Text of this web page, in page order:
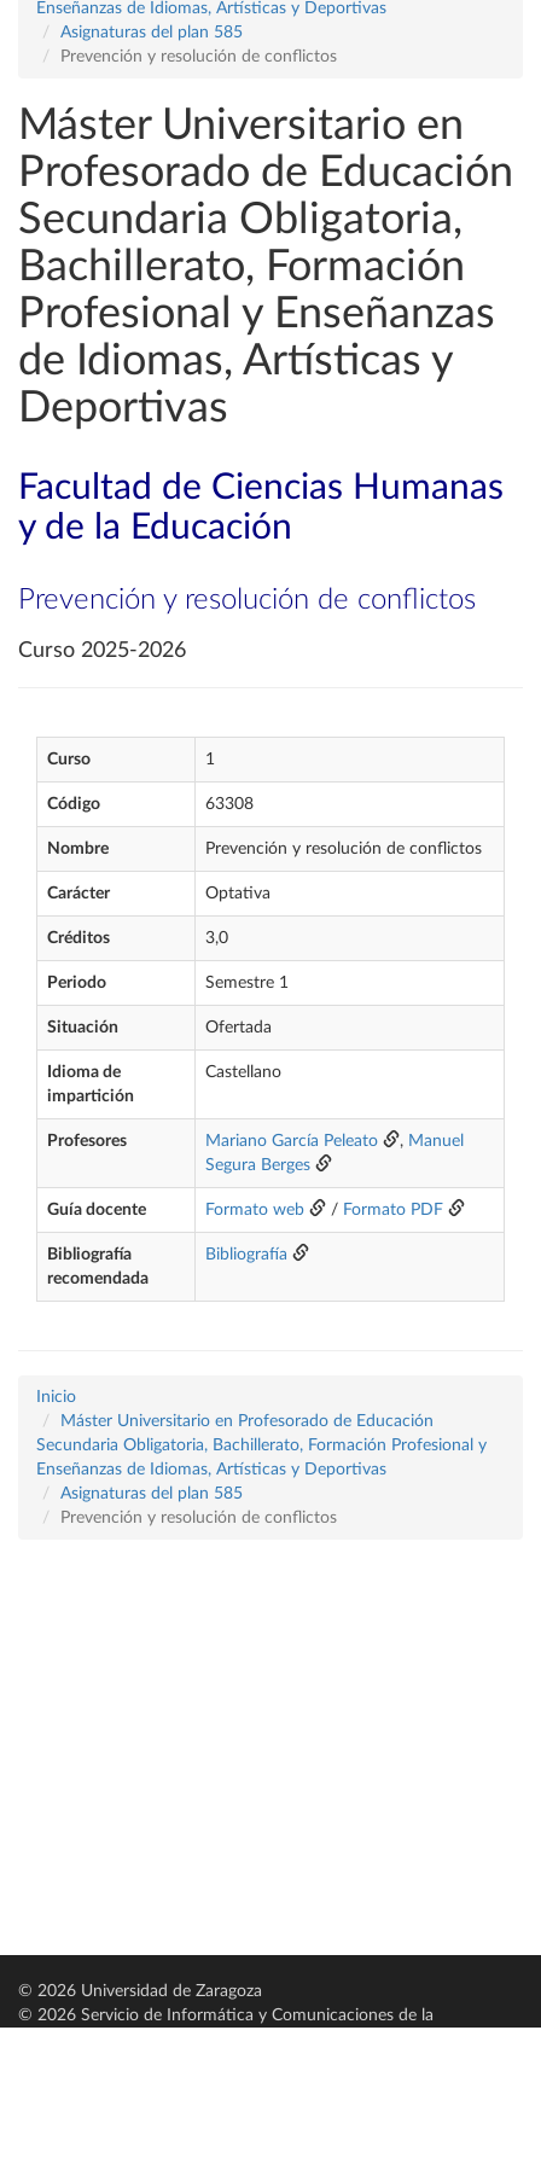
Enseñanzas de Idiomas, Artísticas y Deportivas
Asignaturas del plan 585
Prevención y resolución de conflictos
Máster Universitario en
Profesorado de Educación
Secundaria Obligatoria,
Bachillerato, Formación
Profesional y Enseñanzas
de Idiomas, Artísticas y
Deportivas
Facultad de Ciencias Humanas
y de la Educación
Prevención y resolución de conflictos
Curso 2025-2026
Curso 1
Código 63308
Nombre Prevención y resolución de conflictos
Carácter Optativa
Créditos 3,0
Periodo Semestre 1
Situación Ofertada
Idioma de
impartición
Castellano
Profesores Mariano García Peleato , Manuel
Segura Berges
Guía docente Formato web / Formato PDF
Bibliografía
recomendada
Bibliografía
Inicio
Máster Universitario en Profesorado de Educación
Secundaria Obligatoria, Bachillerato, Formación Profesional y
Enseñanzas de Idiomas, Artísticas y Deportivas
Asignaturas del plan 585
Prevención y resolución de conflictos
© 2026 Universidad de Zaragoza
© 2026 Servicio de Informática y Comunicaciones de la